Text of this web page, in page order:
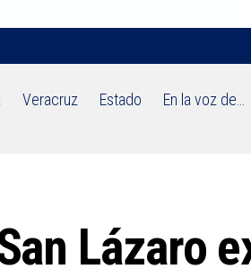
Veracruz Estado En la voz de…
Lázaro